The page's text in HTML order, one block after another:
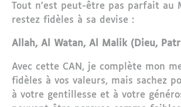
Tout n’est peut-être pas parfait au
restez fidèles à sa devise :
Allah, Al Watan, Al Malik (Dieu,
Avec cette CAN, je complète mon
fidèles à vos valeurs, mais sachez
à votre gentillesse et à votre